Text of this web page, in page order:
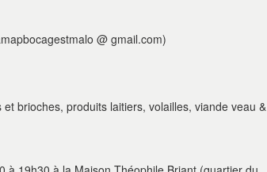
@ gmail.com)
brioches, produits laitiers, volailles, viande veau &